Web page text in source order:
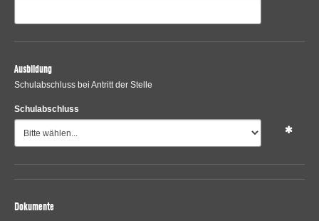
Ausbildung
Schulabschluss bei Antritt der Stelle
Schulabschluss
Dokumente